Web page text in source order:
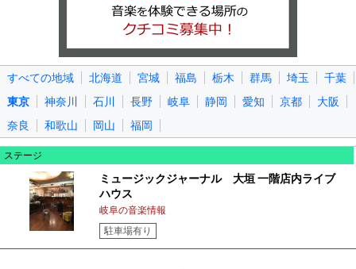
すべての地域 北海道 宮城 福島 栃木 群馬 埼玉
千葉
東京
神奈川 石川 長野 岐阜 静岡 愛知 京都
大阪
奈良
和歌山 岡山 福岡
ステージ
ミュージックジャーナル 大垣 一階店内ライブ
ハウス
岐阜の音楽情報
駐車場有り